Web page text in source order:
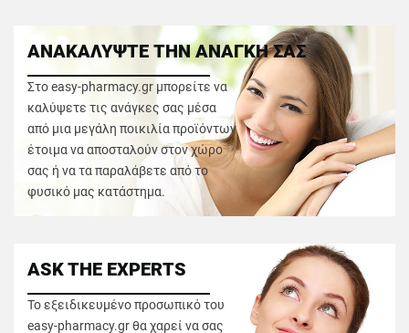
ΑΝΑΚΑΛΥΨΤΕ ΤΗΝ ΑΝΑΓΚΗ ΣΑΣ
Στο easy-pharmacy.gr μπορείτε να
καλύψετε τις ανάγκες σας μέσα
από μια μεγάλη ποικιλία προϊόντων
έτοιμα να αποσταλούν στον χώρο
σας ή να τα παραλάβετε από το
φυσικό μας κατάστημα.
ASK THE EXPERTS
Το εξειδικευμένο προσωπικό του
easy-pharmacy.gr θα χαρεί να σας